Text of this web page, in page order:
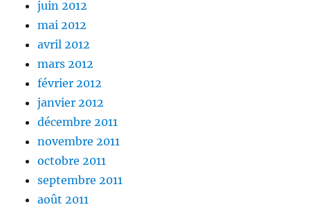
juin 2012
mai 2012
avril 2012
mars 2012
février 2012
janvier 2012
décembre 2011
novembre 2011
octobre 2011
septembre 2011
août 2011